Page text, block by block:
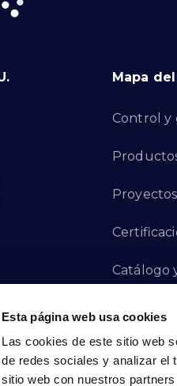
Esta página web usa cookies
Las cookies de este sitio web
de redes sociales y analizar el
sitio web con nuestros
s/n
Mapa
Control y
Proyectos
Catálogo
Canal de